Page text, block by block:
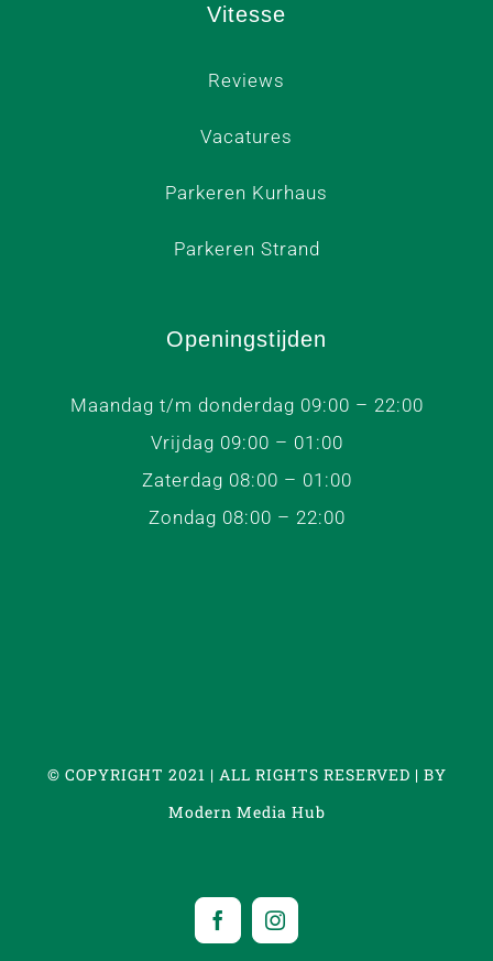
Vitesse
Reviews
Vacatures
Parkeren Kurhaus
Parkeren Strand
Openingstijden
Maandag t/m donderdag 09:00 – 22:00
Vrijdag 09:00 – 01:00
Zaterdag 08:00 – 01:00
Zondag 08:00 – 22:00
© COPYRIGHT 2021 | ALL RIGHTS RESERVED | BY
Modern Media Hub
FacebookInstagram